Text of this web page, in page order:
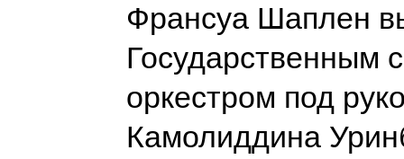
Франсуа Шаплен
Государственным
оркестром под
Камолиддина